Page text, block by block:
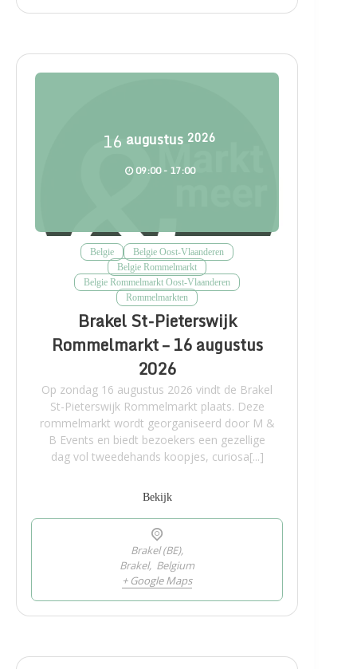
16 augustus 2026
09:00 - 17:00
Belgie
Belgie Oost-Vlaanderen
Belgie Rommelmarkt
Belgie Rommelmarkt Oost-Vlaanderen
Rommelmarkten
Brakel St-Pieterswijk
Rommelmarkt – 16 augustus
2026
Op zondag 16 augustus 2026 vindt de Brakel
St-Pieterswijk Rommelmarkt plaats. Deze
rommelmarkt wordt georganiseerd door M &
B Events en biedt bezoekers een gezellige
dag vol tweedehands koopjes, curiosa[...]
Bekijk
Brakel (BE),
Brakel, Belgium
+ Google Maps